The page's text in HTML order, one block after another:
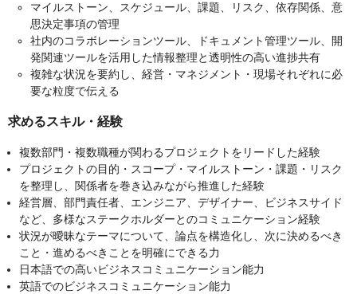
マイルストーン、スケジュール、課題、リスク、依存関係、意
思決定事項の管理
社内のコラボレーションツール、ドキュメント管理ツール、開
発関連ツールを活用した情報整理と透明性の高い進捗共有
複雑な状況を要約し、経営・マネジメント・現場それぞれに必
要な粒度で伝える
求めるスキル・経験
複数部門・複数職種が関わるプロジェクトをリードした経験
プロジェクトの目的・スコープ・マイルストーン・課題・リスク
を整理し、関係者を巻き込みながら推進した経験
経営層、部門責任者、エンジニア、デザイナー、ビジネスサイド
など、多様なステークホルダーとのコミュニケーション経験
状況が曖昧なテーマについて、論点を構造化し、次に決めるべき
こと・進めるべきことを明確にできる力
日本語での高いビジネスコミュニケーション能力
英語でのビジネスコミュニケーション能力